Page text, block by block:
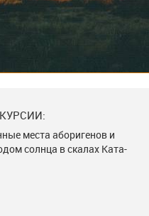
места аборигенов и
солнца в скалах Ката-